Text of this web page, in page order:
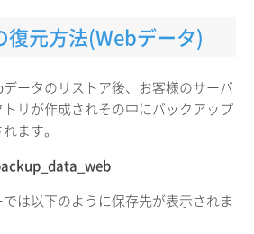
復元方法(Webデータ)
ータのリストア後、お客様のサーバ
リが作成されその中にバックアップ
ます。
は以下のように保存先が表示されま